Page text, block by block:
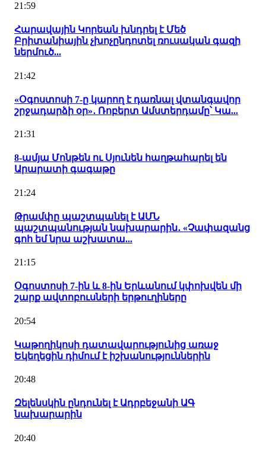
21:59
Հարավային Կորեան խնդրել է Մեծ
Բրիտանիային չխոչընդոտել ռուսական գազի
ներմուծ...
21:42
«Օգոստոսի 7-ը կարող է դառնալ վտանգավոր
շրջադարձի օր»․ Ռոբերտ Ամստերդամը՝ Կա...
21:31
8-ամյա Մոնթեն ու Սյունեն հաղթահարել են
Արարատի գագաթը
21:24
Թրամփը պաշտպանել է ԱՄՆ
պաշտպանության նախարարին․ «Չափազանց
գոհ եմ նրա աշխատա...
21:15
Օգոստոսի 7-ին և 8-ին Երևանում կփոխվեն մի
շարք ավտոբուսների երթուղիները
20:54
Կաթողիկոսի դատավարությունից առաջ
Եկեղեցին դիմում է իշխանություններին
20:48
Զելենսկին ընդունել է Ադրբեջանի ԱԳ
նախարարին
20:40